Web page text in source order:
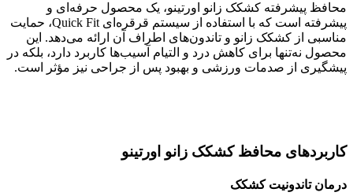
محافظ پیشرفته کشکک زانو اورتینو، یک محصول حرفه‌ای و
پیشرفته است که با استفاده از سیستم قرقره‌ای Quick Fit، حمایت
مناسبی از کشکک زانو و تاندون‌های اطراف آن ارائه می‌دهد. این
محصول نه‌تنها برای کاهش درد و التیام آسیب‌ها کاربرد دارد، بلکه در
پیشگیری از صدمات ورزشی و بهبود پس از جراحی نیز مؤثر است.
کاربردهای محافظ کشکک زانو اورتینو
درمان تاندونیت کشکک